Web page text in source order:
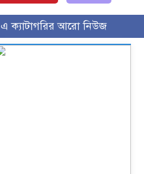
এ ক্যাটাগরির আরো নিউজ